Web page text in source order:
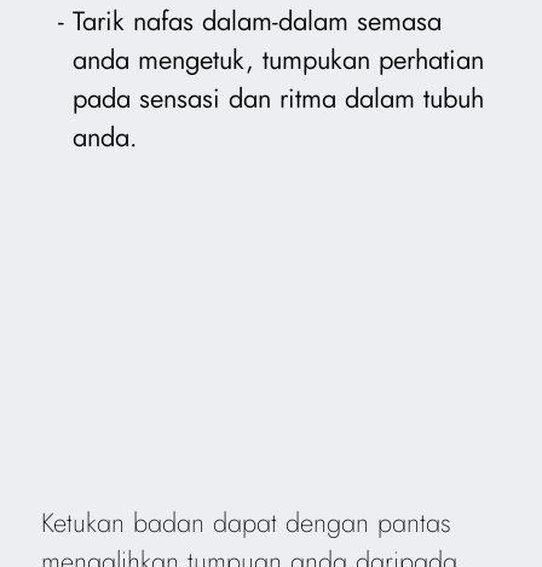
Tarik nafas dalam-dalam semasa
anda mengetuk, tumpukan perhatian
pada sensasi dan ritma dalam tubuh
anda.
Ketukan badan dapat dengan pantas